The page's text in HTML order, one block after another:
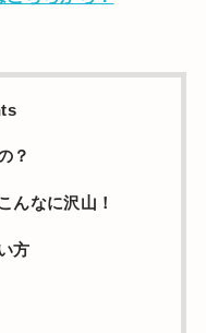
？
んなに沢山！
方